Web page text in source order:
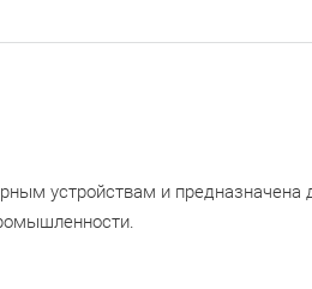
устройствам и